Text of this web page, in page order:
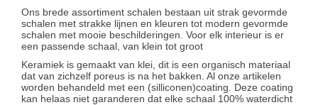
Ons brede assortiment schalen bestaan uit strak gevormde
schalen met strakke lijnen en kleuren tot modern gevormde
schalen met mooie beschilderingen. Voor elk interieur is er
een passende schaal, van klein tot groot
Keramiek is gemaakt van klei, dit is een organisch materiaal
dat van zichzelf poreus is na het bakken. Al onze artikelen
worden behandeld met een (silliconen)coating. Deze coating
kan helaas niet garanderen dat elke schaal 100% waterdicht